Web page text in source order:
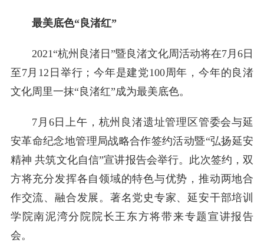
最美底色“良渚红”
2021“杭州良渚日”暨良渚文化周活动将在7月6日
至7月12日举行；今年是建党100周年，今年的良渚
文化周里一抹“良渚红”成为最美底色。
7月6日上午，杭州良渚遗址管理区管委会与延
安革命纪念地管理局战略合作签约活动暨“弘扬延安
精神 共筑文化自信”宣讲报告会举行。此次签约，双
方将充分发挥各自领域的特色与优势，推动两地合
作交流、融合发展。著名党史专家、延安干部培训
学院南泥湾分院院长王东方将带来专题宣讲报告
会。